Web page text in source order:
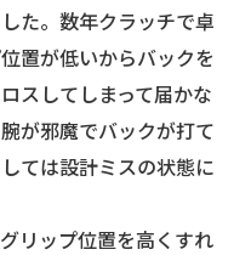
た。数年クラッチで卓
置が低いからバックを
スしてしまって届かな
が邪魔でバックが打て
ては設計ミスの状態に
リップ位置を高くすれ